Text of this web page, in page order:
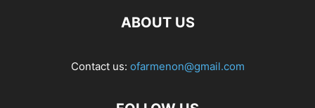
ABOUT US
Contact us: ofarmenon@gmail.com